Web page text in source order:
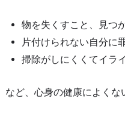
物を失くすこと、見つ
片付けられない自分に
掃除がしにくくてイラ
など、心身の健康によくな